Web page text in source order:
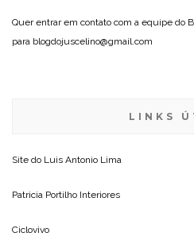
Quer entrar em contato com a equipe do
para blogdojuscelino@gmail.com
LINKS
Site do Luis Antonio Lima
Patricia Portilho Interiores
Ciclovivo